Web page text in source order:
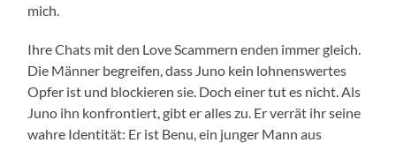
mich.
Ihre Chats mit den Love Scammern enden immer gleich.
Die Männer begreifen, dass Juno kein lohnenswertes
Opfer ist und blockieren sie. Doch einer tut es nicht. Als
Juno ihn konfrontiert, gibt er alles zu. Er verrät ihr seine
wahre Identität: Er ist Benu, ein junger Mann aus